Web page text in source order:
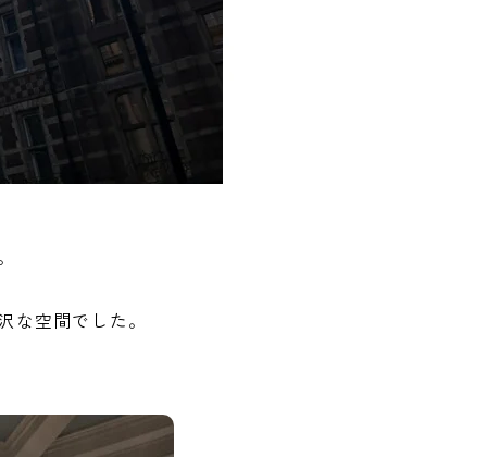
空間でした。